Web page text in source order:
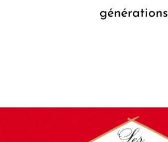
générations